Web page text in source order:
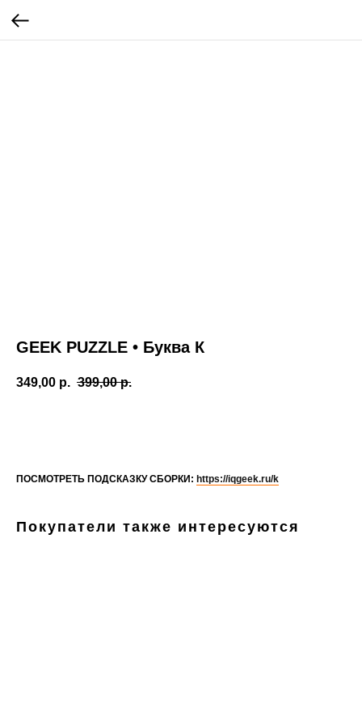
GEEK PUZZLE • Буква К
349,00 р. 399,00 р.
ПОСМОТРЕТЬ ПОДСКАЗКУ СБОРКИ: https://iqgeek.ru/k
Покупатели также интересуются